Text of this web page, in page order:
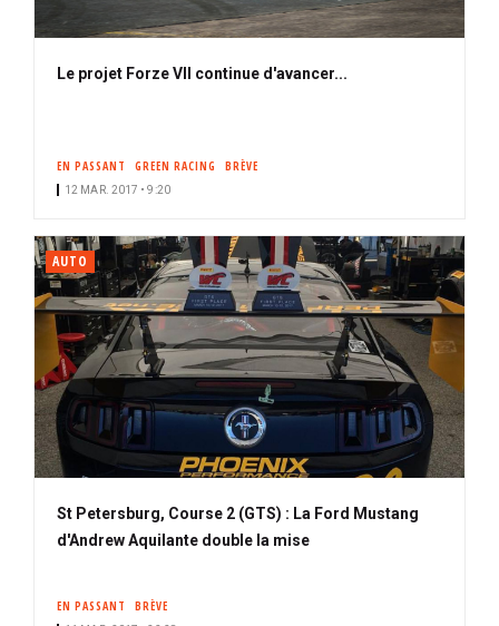
Le projet Forze VII continue d'avancer...
EN PASSANT GREEN RACING BRÈVE
12 MAR. 2017 • 9:20
AUTO
St Petersburg, Course 2 (GTS) : La Ford Mustang
d'Andrew Aquilante double la mise
EN PASSANT BRÈVE